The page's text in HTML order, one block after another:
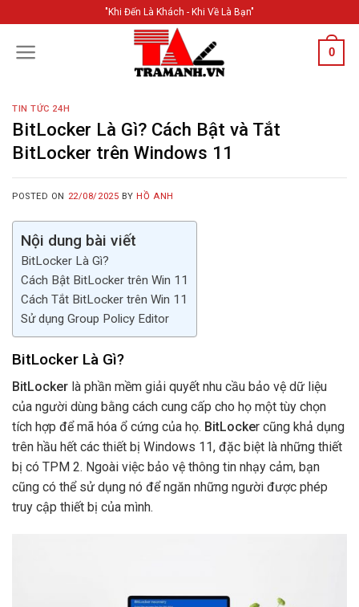
content
"Khi Đến Là Khách - Khi Về Là Bạn"
0
TIN TỨC 24H
BitLocker Là Gì? Cách Bật và Tắt
BitLocker trên Windows 11
POSTED ON 22/08/2025 BY HỒ ANH
Nội dung bài viết
BitLocker Là Gì?
Cách Bật BitLocker trên Win 11
Cách Tắt BitLocker trên Win 11
Sử dụng Group Policy Editor
BitLocker Là Gì?
BitLocker là phần mềm giải quyết nhu cầu bảo vệ dữ liệu
của người dùng bằng cách cung cấp cho họ một tùy chọn
tích hợp để mã hóa ổ cứng của họ. BitLocker cũng khả dụng
trên hầu hết các thiết bị Windows 11, đặc biệt là những thiết
bị có TPM 2. Ngoài việc bảo vệ thông tin nhạy cảm, bạn
cũng có thể sử dụng nó để ngăn những người được phép
truy cập thiết bị của mình.